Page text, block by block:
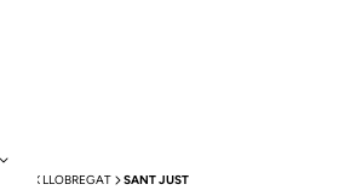
BAIX LLOBREGAT SANT JUST